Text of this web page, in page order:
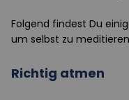
Folgend findest Du
um selbst zu
Richtig atmen